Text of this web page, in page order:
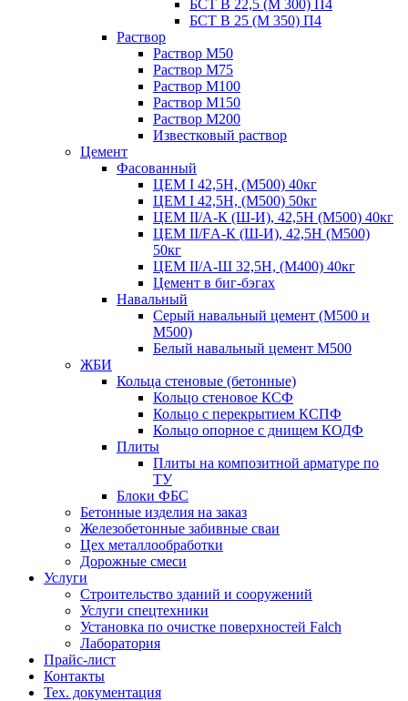
БСТ В 22,5 (М 300) П4
БСТ В 25 (М 350) П4
Раствор
Раствор М50
Раствор М75
Раствор М100
Раствор М150
Раствор М200
Известковый раствор
Цемент
Фасованный
ЦЕМ I 42,5Н, (М500) 40кг
ЦЕМ I 42,5Н, (М500) 50кг
ЦЕМ II/А-К (Ш-И), 42,5Н (М500) 40кг
ЦЕМ II/FА-К (Ш-И), 42,5Н (М500)
50кг
ЦЕМ II/А-Ш 32,5Н, (М400) 40кг
Цемент в биг-бэгах
Навальный
Серый навальный цемент (М500 и
М500)
Белый навальный цемент М500
ЖБИ
Кольца стеновые (бетонные)
Кольцо стеновое КСФ
Кольцо с перекрытием КСПФ
Кольцо опорное с днищем КОДФ
Плиты
Плиты на композитной арматуре по
ТУ
Блоки ФБС
Бетонные изделия на заказ
Железобетонные забивные сваи
Цех металлообработки
Дорожные смеси
Услуги
Строительство зданий и сооружений
Услуги спецтехники
Установка по очистке поверхностей Falch
Лаборатория
Прайс-лист
Контакты
Тех. документация